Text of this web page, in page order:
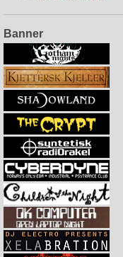
Banner